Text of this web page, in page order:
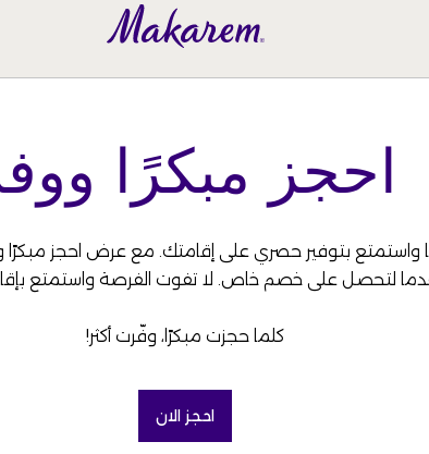
احجز مبكرًا
بتوفير حصري على إقامتك. مع عرض احجز مبكرًا
لتحصل على خصم خاص. لا تفوت الفرصة واستمتع
كلما حجزت مبكرًا، وفّرت أكثر!
احجز الان(OPENS IN A NEW TAB)